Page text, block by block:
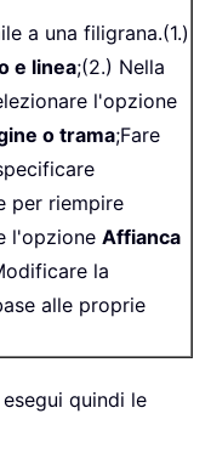
a una filigrana.(1.)
e linea;(2.) Nella
l'opzione
o trama;Fare
per riempire
l'opzione Affianca
la
alle proprie
quindi le